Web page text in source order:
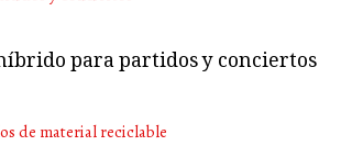
para partidos y conciertos